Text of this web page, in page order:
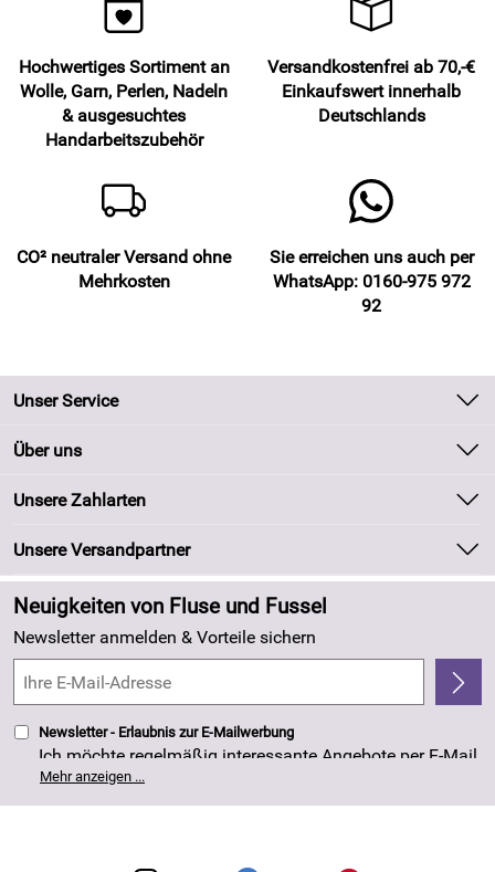
Hochwertiges Sortiment an
Wolle, Garn, Perlen, Nadeln
& ausgesuchtes
Handarbeitszubehör
Versandkostenfrei ab 70,-€
Einkaufswert innerhalb
Deutschlands
CO² neutraler Versand ohne
Mehrkosten
Sie erreichen uns auch per
WhatsApp: 0160-975 972
92
Unser Service
Kontakt
Kundeninformationen
Newsletter
Zahlung und Versand
Kundenlogin
Über uns
Unsere Bestseller
Neu
Angebote
Made in Germany
4,8/5*****
Unsere Zahlarten
Unsere Versandpartner
Neuigkeiten von Fluse und Fussel
Newsletter anmelden & Vorteile sichern
Newsletter - Erlaubnis zur E-Mailwerbung
Ich möchte regelmäßig interessante Angebote per E-Mail
erhalten. Meine E-Mail-Adresse wird nicht an andere
Unternehmen weitergegeben. Die Einwilligung zur
Nutzung meiner E-Mail- Adresse für Werbezwecke kann
Mehr anzeigen ...